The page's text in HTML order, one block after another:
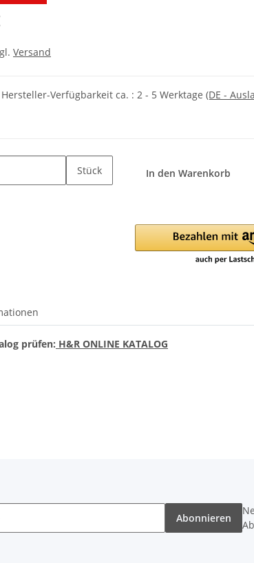
Versand
Verfügbarkeit ca. : 2 - 5 Werktage (DE -
Stück In den Warenkorb
prüfen: H&R ONLINE KATALOG
Abonnieren